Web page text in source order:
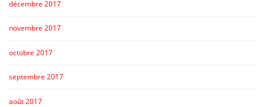
décembre 2017
novembre 2017
octobre 2017
septembre 2017
août 2017